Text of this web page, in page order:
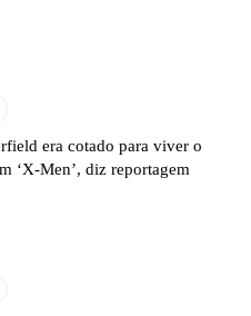
era cotado para viver o
‘X-Men’, diz reportagem